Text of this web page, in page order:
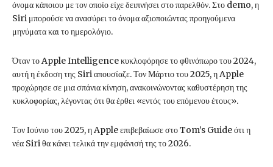
όνομα κάποιου με τον οποίο είχε δειπνήσει στο παρελθόν. Στο demo, η
Siri μπορούσε να ανασύρει το όνομα αξιοποιώντας προηγούμενα
μηνύματα και το ημερολόγιο.
Όταν το Apple Intelligence κυκλοφόρησε το φθινόπωρο του 2024,
αυτή η έκδοση της Siri απουσίαζε. Τον Μάρτιο του 2025, η Apple
προχώρησε σε μια σπάνια κίνηση, ανακοινώνοντας καθυστέρηση της
κυκλοφορίας, λέγοντας ότι θα έρθει «εντός του επόμενου έτους».
Τον Ιούνιο του 2025, η Apple επιβεβαίωσε στο Tom’s Guide ότι η
νέα Siri θα κάνει τελικά την εμφάνισή της το 2026.